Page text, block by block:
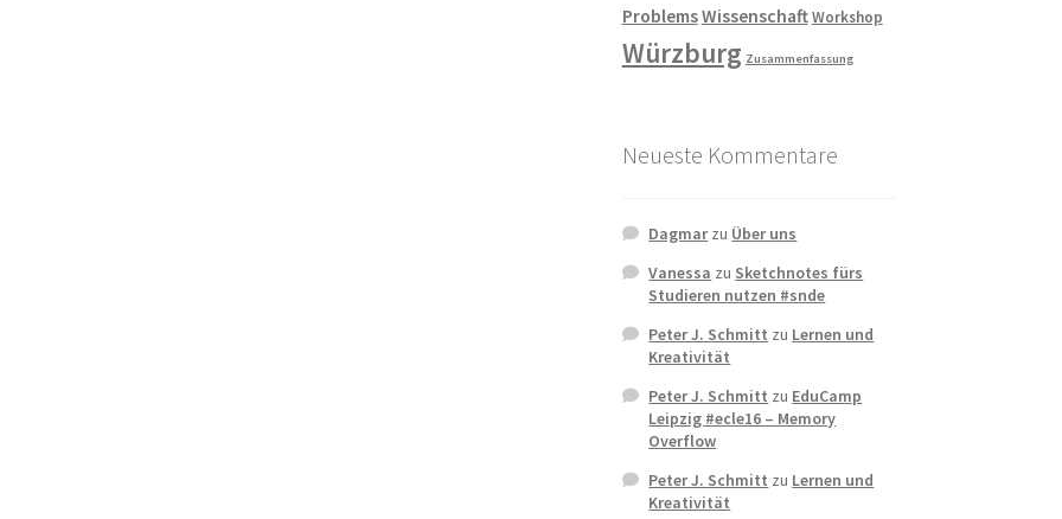
ProblemsWissenschaftWorkshop
Würzburg Zusammenfassung
Neueste Kommentare
Dagmarzu Über uns
Vanessa zu Sketchnotes fürs
Studieren nutzen #snde
Peter J. Schmitt zu Lernen und
Kreativität
Peter J. Schmitt zu EduCamp
Leipzig #ecle16 – Memory
Overflow
Peter J. Schmitt zu Lernen und
Kreativität